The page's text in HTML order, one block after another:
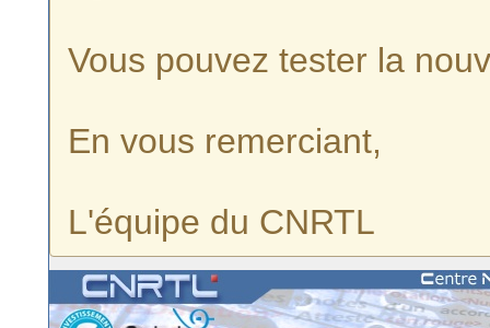
Vous pouvez tester la
En vous remerciant,
L'équipe du CNRTL